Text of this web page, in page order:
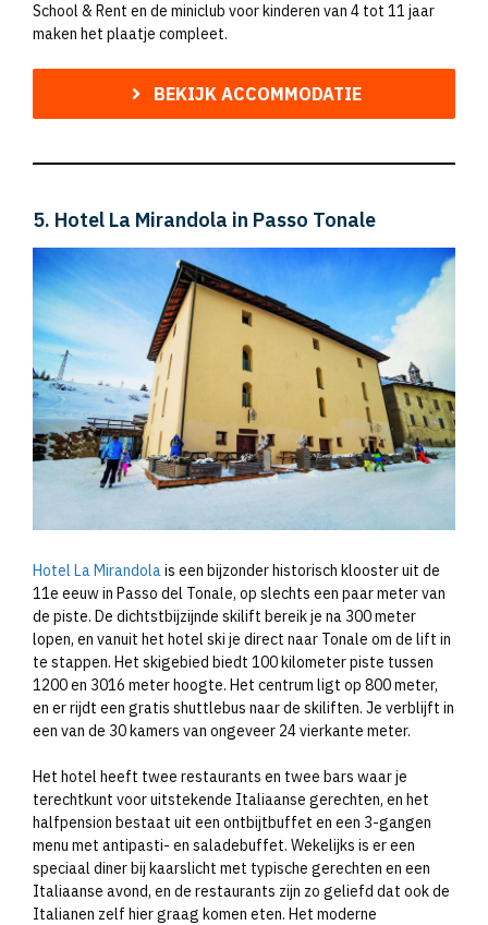
School & Rent en de miniclub voor kinderen van 4 tot 11 jaar
maken het plaatje compleet.
BEKIJK ACCOMMODATIE
5. Hotel La Mirandola in Passo Tonale
Hotel La Mirandolais een bijzonder historisch klooster uit de
11e eeuw in Passo del Tonale, op slechts een paar meter van
de piste. De dichtstbijzijnde skilift bereik je na 300 meter
lopen, en vanuit het hotel ski je direct naar Tonale om de lift in
te stappen. Het skigebied biedt 100 kilometer piste tussen
1200 en 3016 meter hoogte. Het centrum ligt op 800 meter,
en er rijdt een gratis shuttlebus naar de skiliften. Je verblijft in
een van de 30 kamers van ongeveer 24 vierkante meter.
Het hotel heeft twee restaurants en twee bars waar je
terechtkunt voor uitstekende Italiaanse gerechten, en het
halfpension bestaat uit een ontbijtbuffet en een 3-gangen
menu met antipasti- en saladebuffet. Wekelijks is er een
speciaal diner bij kaarslicht met typische gerechten en een
Italiaanse avond, en de restaurants zijn zo geliefd dat ook de
Italianen zelf hier graag komen eten. Het moderne